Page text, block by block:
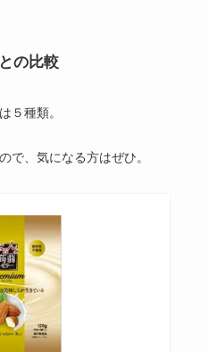
の比較
５種類。
で、気になる方はぜひ。